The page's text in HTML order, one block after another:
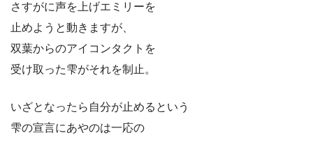
さすがに声を上げエミリーを
止めようと動きますが、
双葉からのアイコンタクトを
受け取った雫がそれを制止。
いざとなったら自分が止めるという
雫の宣言にあやのは一応の